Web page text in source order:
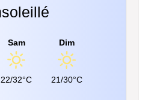
Sam
22/32°C
Dim
21/30°C